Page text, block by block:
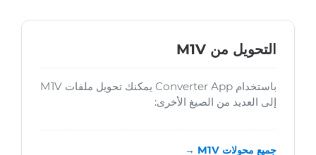
التحويل من M1V
باستخدام Converter App يمكنك تحويل ملفات M1V
إلى العديد من الصيغ الأخرى:
جميع محولات M1V →